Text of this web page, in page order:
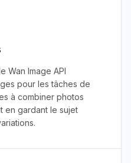
Wan Image API
pour les tâches de
à combiner photos
en gardant le sujet